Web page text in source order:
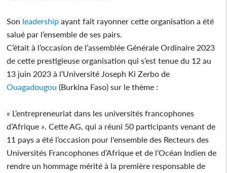
Son leadership ayant fait rayonner cette organisation a été
salué par l’ensemble de ses pairs.
C’était à l’occasion de l’assemblée Générale Ordinaire 2023
de cette prestigieuse organisation qui s’est tenue du 12 au
13 juin 2023 à l’Université Joseph Ki Zerbo de
Ouagadougou (Burkina Faso) sur le thème :
« L’entrepreneuriat dans les universités francophones
d’Afrique ». Cette AG, qui a réuni 50 participants venant de
11 pays a été l’occasion pour l'ensemble des Recteurs des
Universités Francophones d’Afrique et de l’Océan Indien de
rendre un hommage mérité à la première responsable de